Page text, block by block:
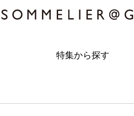
特集から探す